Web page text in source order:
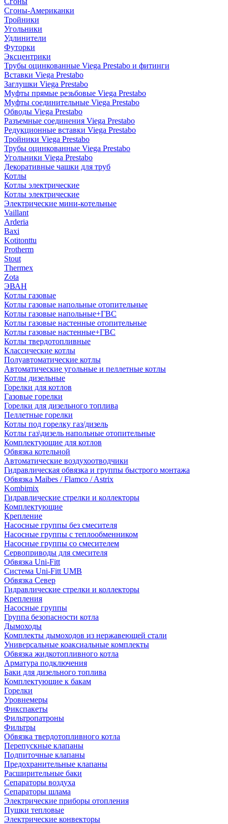
Сгоны-Американки
Тройники
Угольники
Удлинители
Футорки
Эксцентрики
Трубы оцинкованные Viega Prestabo и фитинги
Вставки Viega Prestabo
Заглушки Viega Prestabo
Муфты прямые резьбовые Viega Prestabo
Муфты соединительные Viega Prestabo
Обводы Viega Prestabo
Разъемные соединения Viega Prestabo
Редукционные вставки Viega Prestabo
Тройники Viega Prestabo
Трубы оцинкованные Viega Prestabo
Угольники Viega Prestabo
Декоративные чашки для труб
Котлы
Котлы электрические
Котлы электрические
Электрические мини-котельные
Vaillant
Arderia
Baxi
Kotitonttu
Protherm
Stout
Thermex
Zota
ЭВАН
Котлы газовые
Котлы газовые напольные отопительные
Котлы газовые напольные+ГВС
Котлы газовые настенные отопительные
Котлы газовые настенные+ГВС
Котлы твердотопливные
Классические котлы
Полуавтоматические котлы
Автоматические угольные и пеллетные котлы
Котлы дизельные
Горелки для котлов
Газовые горелки
Горелки для дизельного топлива
Пеллетные горелки
Котлы под горелку газ/дизель
Котлы газ\дизель напольные отопительные
Комплектующие для котлов
Обвязка котельной
Автоматические воздухоотводчики
Гидравлическая обвязка и группы быстрого монтажа
Обвязка Maibes / Flamco / Astrix
Kombimix
Гидравлические стрелки и коллекторы
Комплектующие
Крепление
Насосные группы без смесителя
Насосные группы с теплообменником
Насосные группы со смесителем
Сервоприводы для смесителя
Обвязка Uni-Fitt
Система Uni-Fitt UMB
Обвязка Север
Гидравлические стрелки и коллекторы
Крепления
Насосные группы
Группа безопасности котла
Дымоходы
Комплекты дымоходов из нержавеющей стали
Универсальные коаксиальные комплекты
Обвязка жидкотопливного котла
Арматура подключения
Баки для дизельного топлива
Комплектующие к бакам
Горелки
Уровнемеры
Фикспакеты
Фильтропатроны
Фильтры
Обвязка твердотопливного котла
Перепускные клапаны
Подпиточные клапаны
Предохранительные клапаны
Расширительные баки
Сепараторы воздуха
Сепараторы шлама
Электрические приборы отопления
Пушки тепловые
Электрические конвекторы